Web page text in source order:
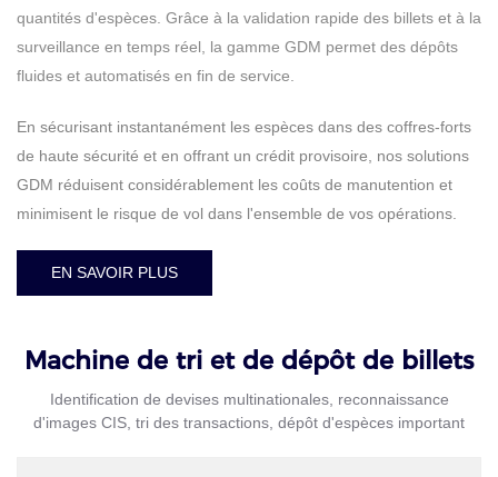
quantités d'espèces. Grâce à la validation rapide des billets et à la
surveillance en temps réel, la gamme GDM permet des dépôts
fluides et automatisés en fin de service.
En sécurisant instantanément les espèces dans des coffres-forts
de haute sécurité et en offrant un crédit provisoire, nos solutions
GDM réduisent considérablement les coûts de manutention et
minimisent le risque de vol dans l'ensemble de vos opérations.
EN SAVOIR PLUS
Machine de tri et de dépôt de billets
Identification de devises multinationales, reconnaissance
d'images CIS, tri des transactions, dépôt d'espèces important